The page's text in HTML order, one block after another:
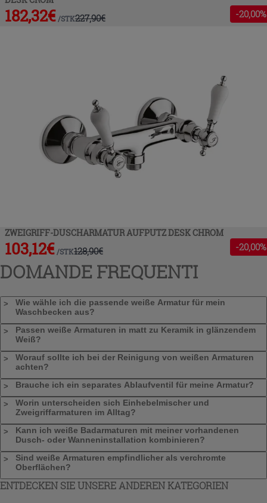
182,32€ /STK227,90€ -20,00%
ZWEIGRIFF-DUSCHARMATUR AUFPUTZ DESK CHROM
103,12€ /STK128,90€ -20,00%
DOMANDE FREQUENTI
Wie wähle ich die passende weiße Armatur für mein
Waschbecken aus?
Passen weiße Armaturen in matt zu Keramik in glänzendem
Weiß?
Worauf sollte ich bei der Reinigung von weißen Armaturen
achten?
Brauche ich ein separates Ablaufventil für meine Armatur?
Worin unterscheiden sich Einhebelmischer und
Zweigriffarmaturen im Alltag?
Kann ich weiße Badarmaturen mit meiner vorhandenen
Dusch- oder Wanneninstallation kombinieren?
Sind weiße Armaturen empfindlicher als verchromte
Oberflächen?
ENTDECKEN SIE UNSERE ANDEREN KATEGORIEN